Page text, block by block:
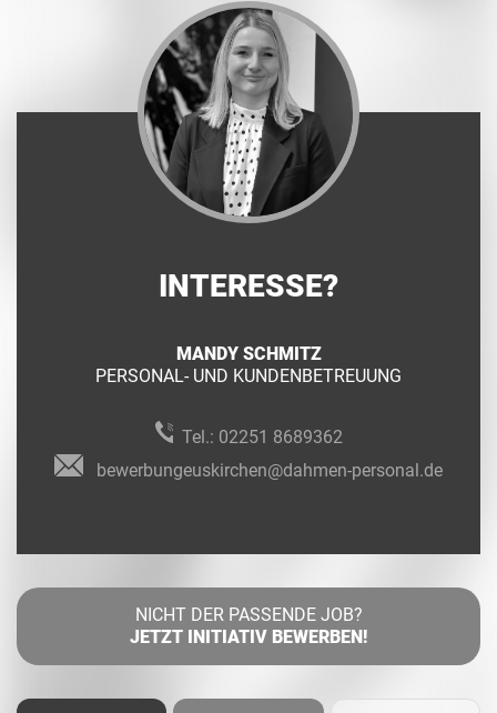
INTERESSE?
MANDY SCHMITZ
PERSONAL- UND KUNDENBETREUUNG
Tel.: 02251 8689362
bewerbungeuskirchen@dahmen-personal.de
NICHT DER PASSENDE JOB?
JETZT INITIATIV BEWERBEN!